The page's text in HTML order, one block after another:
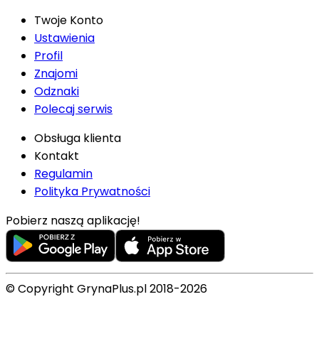
Twoje Konto
Ustawienia
Profil
Znajomi
Odznaki
Polecaj serwis
Obsługa klienta
Kontakt
Regulamin
Polityka Prywatności
Pobierz naszą aplikację!
© Copyright GrynaPlus.pl 2018-2026